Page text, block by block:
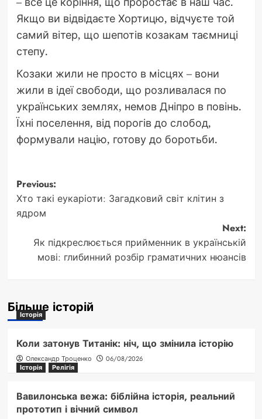
Якщо ви відвідаєте Хортицю, відчуєте той
самий вітер, що шепотів козакам таємниці
степу.
Козаки жили не просто в місцях – вони
жили в ідеї свободи, що розливалася по
українських землях, немов Дніпро в повінь.
Їхні поселення, від порогів до слобод,
формували націю, готову до боротьби.
Post
navigation
Previous:
Хто такі еукаріоти: Загадковий світ клітин з
ядром
Next:
Як підкреслюється прийменник в українській
мові: глибинний розбір граматичних нюансів
Більше історій
Історія
Коли затонув Титанік: ніч, що змінила історію
Олександр Троценко
06/08/2026
Історія
Релігія
Вавилонська вежа: біблійна історія, реальний
прототип і вічний символ